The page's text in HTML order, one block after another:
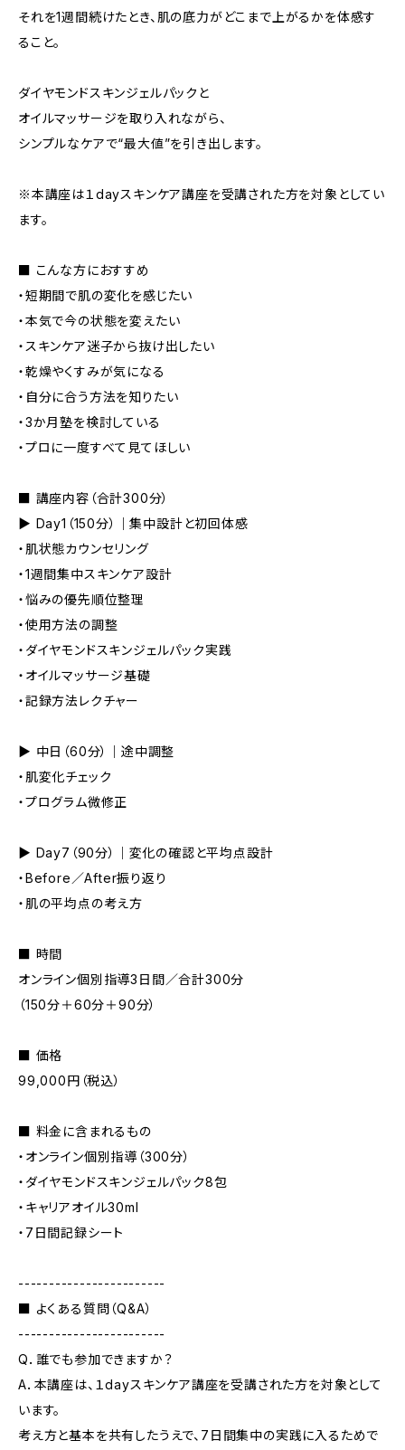
それを1週間続けたとき、肌の底力がどこまで上がるかを体感す
ること。
ダイヤモンドスキンジェルパックと
オイルマッサージを取り入れながら、
シンプルなケアで“最大値”を引き出します。
※本講座は１dayスキンケア講座を受講された方を対象としてい
ます。
■ こんな方におすすめ
・短期間で肌の変化を感じたい
・本気で今の状態を変えたい
・スキンケア迷子から抜け出したい
・乾燥やくすみが気になる
・自分に合う方法を知りたい
・3か月塾を検討している
・プロに一度すべて見てほしい
■ 講座内容（合計300分）
▶ Day1（150分）｜集中設計と初回体感
・肌状態カウンセリング
・1週間集中スキンケア設計
・悩みの優先順位整理
・使用方法の調整
・ダイヤモンドスキンジェルパック実践
・オイルマッサージ基礎
・記録方法レクチャー
▶ 中日（60分）｜途中調整
・肌変化チェック
・プログラム微修正
▶ Day7（90分）｜変化の確認と平均点設計
・Before／After振り返り
・肌の平均点の考え方
■ 時間
オンライン個別指導3日間／合計300分
（150分＋60分＋90分）
■ 価格
99,000円（税込）
■ 料金に含まれるもの
・オンライン個別指導（300分）
・ダイヤモンドスキンジェルパック8包
・キャリアオイル30ml
・7日間記録シート
------------------------
■ よくある質問（Q&A）
------------------------
Q．誰でも参加できますか？
A．本講座は、１dayスキンケア講座を受講された方を対象として
います。
考え方と基本を共有したうえで、7日間集中の実践に入るためで